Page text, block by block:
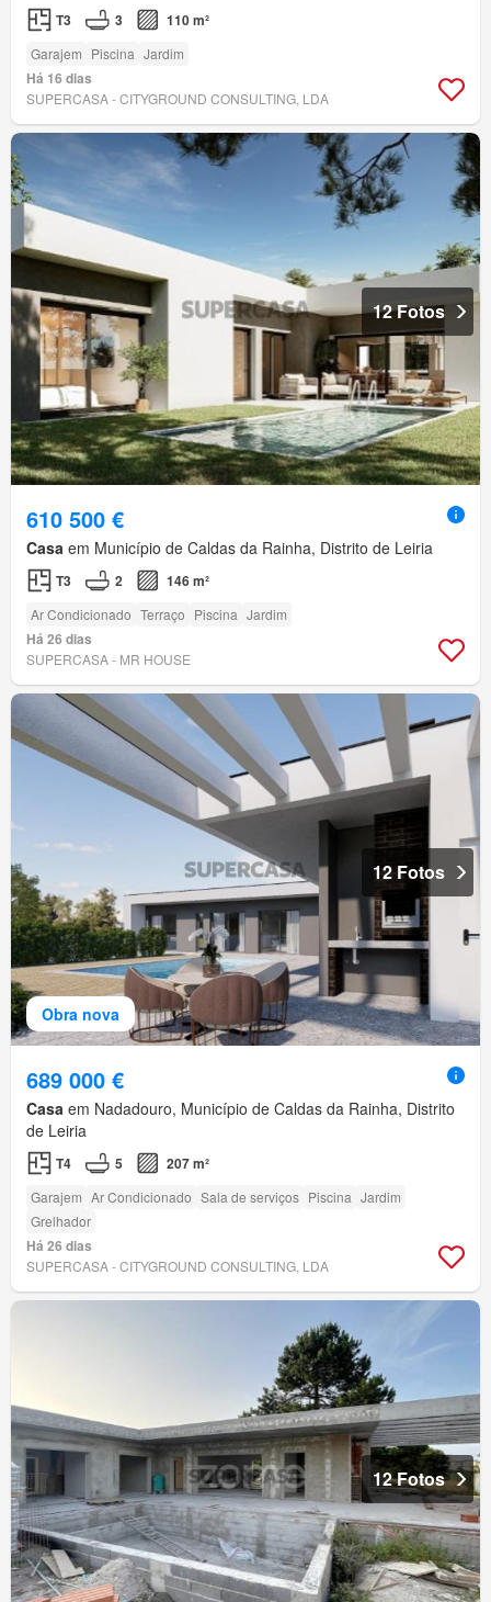
T3 3 110 m²
Garajem Piscina Jardim
Há 16 dias
SUPERCASA - CITYGROUND CONSULTING, LDA
12 Fotos
610 500 €
Casa em Município de Caldas da Rainha, Distrito de Leiria
T3 2 146 m²
Ar Condicionado Terraço Piscina Jardim
Há 26 dias
SUPERCASA - MR HOUSE
Obra nova
12 Fotos
689 000 €
Casa em Nadadouro, Município de Caldas da Rainha, Distrito
de Leiria
T4 5 207 m²
Garajem Ar Condicionado Sala de serviços Piscina Jardim
Grelhador
Há 26 dias
SUPERCASA - CITYGROUND CONSULTING, LDA
12 Fotos